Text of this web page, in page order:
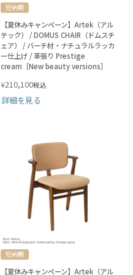
短納期
【夏休みキャンペーン】Artek（アル
テック） / DOMUS CHAIR（ドムスチ
ェア） / バーチ材・ナチュラルラッカ
ー仕上げ / 革張り Prestige
cream［New beauty versions］
¥210,100税込
詳細を見る
短納期
【夏休みキャンペーン】Artek（アル